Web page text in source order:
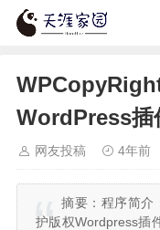
WordPress插
网友投稿 4年前
摘要： 程序简介
护版权Wordpress插